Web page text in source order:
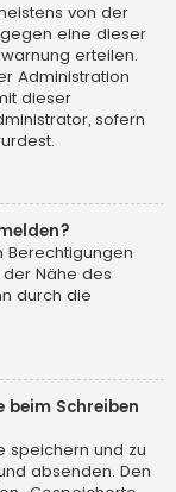
von der
eine dieser
erteilen.
Administration
dieser
sofern
Berechtigungen
Nähe des
durch die
beim Schreiben
speichern und zu
absenden. Den